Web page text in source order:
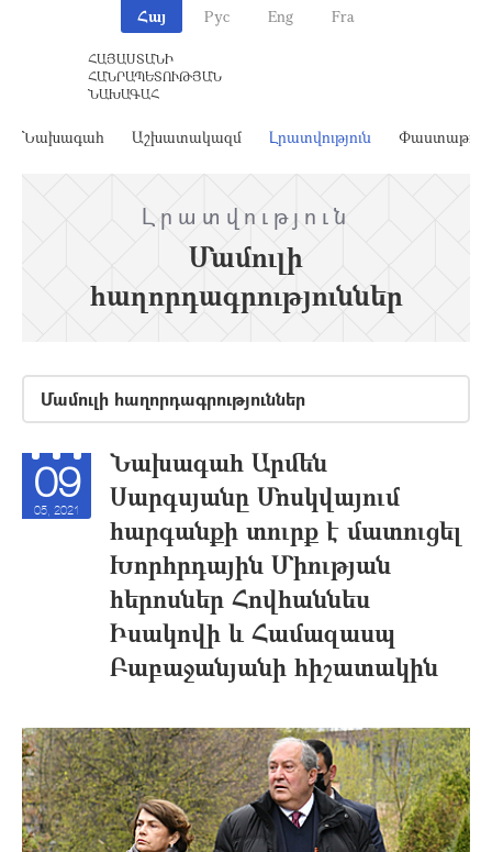
Հայ Рус Eng Fra
ՀԱՅԱՍՏԱՆԻ
ՀԱՆՐԱՊԵՏՈՒԹՅԱՆ
ՆԱԽԱԳԱՀ
Նախագահ Աշխատակազմ Լրատվություն
Լրատվություն
Մամուլի
հաղորդագրություններ
Մամուլի հաղորդագրություններ
09
05, 2021
Նախագահ Արմեն
Սարգսյանը Մոսկվայում
հարգանքի տուրք է մատուցել
Խորհրդային Միության
հերոսներ Հովհաննես
Իսակովի և Համազասպ
Բաբաջանյանի հիշատակին